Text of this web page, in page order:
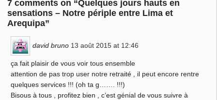
7 comments on “Quelques jours hauts en
sensations – Notre périple entre Lima et
Arequipa”
david bruno 13 août 2015 at 12:46
ça fait plaisir de vous voir tous ensemble
attention de pas trop user notre retraité , il peut encore rentre
quelques services !!! (oh ta g……. !!!)
Bisous à tous , profitez bien , c’est génial de vous suivre à